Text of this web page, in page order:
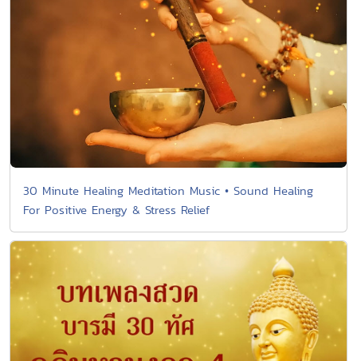
30 Minute Healing Meditation Music • Sound Healing
For Positive Energy & Stress Relief